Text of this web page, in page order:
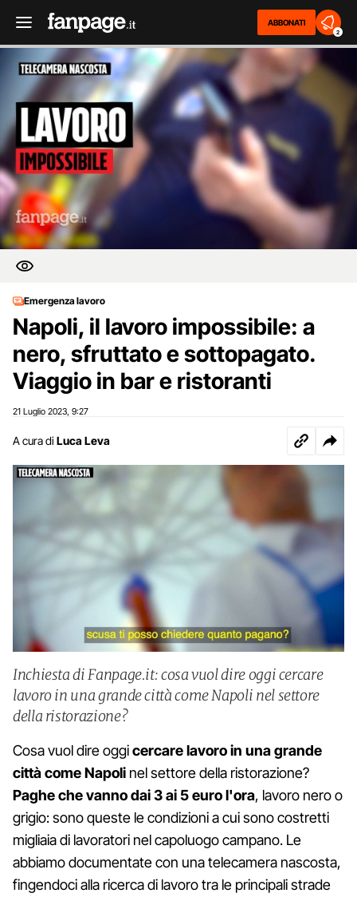
ABBONATI
2
Emergenza lavoro
Napoli, il lavoro impossibile: a
nero, sfruttato e sottopagato.
Viaggio in bar e ristoranti
21 Luglio 2023 9:27
A cura di Luca Leva
Inchiesta di Fanpage.it: cosa vuol dire oggi cercare
lavoro in una grande città come Napoli nel settore
della ristorazione?
Cosa vuol dire oggicercare lavoro in una grande
città come Napoli nel settore della ristorazione?
Paghe che vanno dai 3 ai 5 euro l'ora, lavoro nero o
grigio: sono queste le condizioni a cui sono costretti
migliaia di lavoratori nel capoluogo campano. Le
abbiamo documentate con una telecamera nascosta,
fingendoci alla ricerca di lavoro tra le principali strade